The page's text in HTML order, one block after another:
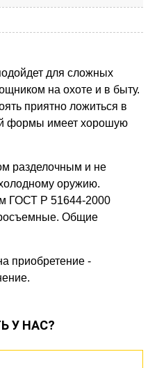
для сложных
на охоте и в быту.
приятно ложиться в
формы имеет хорошую
разделочным и не
оружию.
ГОСТ Р 51644-2000
Общие
приобретение -
У НАС?